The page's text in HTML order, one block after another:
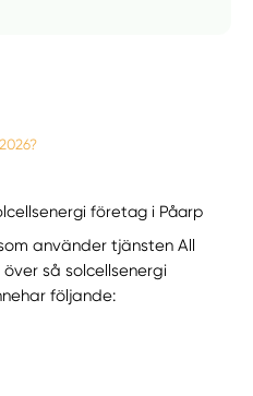
företag i Påarp
använder tjänsten All
så solcellsenergi
följande: